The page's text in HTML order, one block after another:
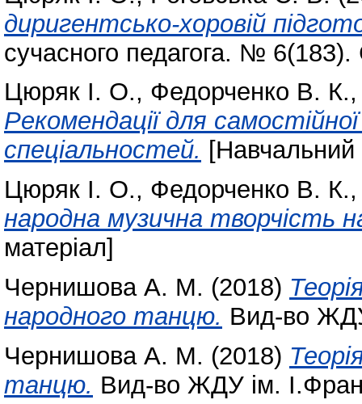
диригентсько-хоровій
сучасного педагога. №
Цюряк І. О., Федорченко В. К.
Рекомендації для
спеціальностей. [Навчальний
Цюряк І. О., Федорченко В. К.
народна музична творчість
матеріал]
Чернишова А. М. (2018)
народного танцю. Вид-во
Чернишова А. М. (2018)
танцю. Вид-во ЖДУ ім.